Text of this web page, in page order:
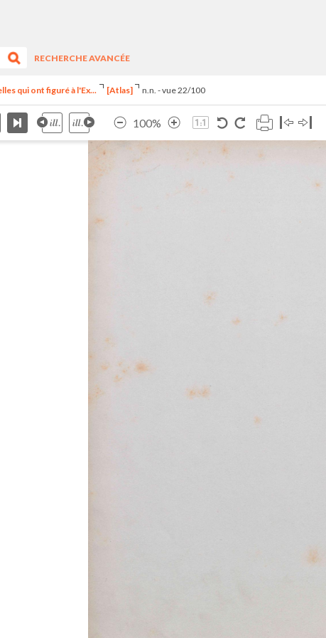
RECHERCHE AVANCÉE
qui ont figuré à l'Ex... [Atlas] n.n. - vue 22/100
100%